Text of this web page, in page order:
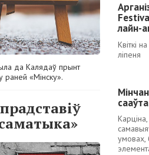
да Калядаў прынт
«Мінску».
лайн-
Квіткі
ліпеня
умовах,